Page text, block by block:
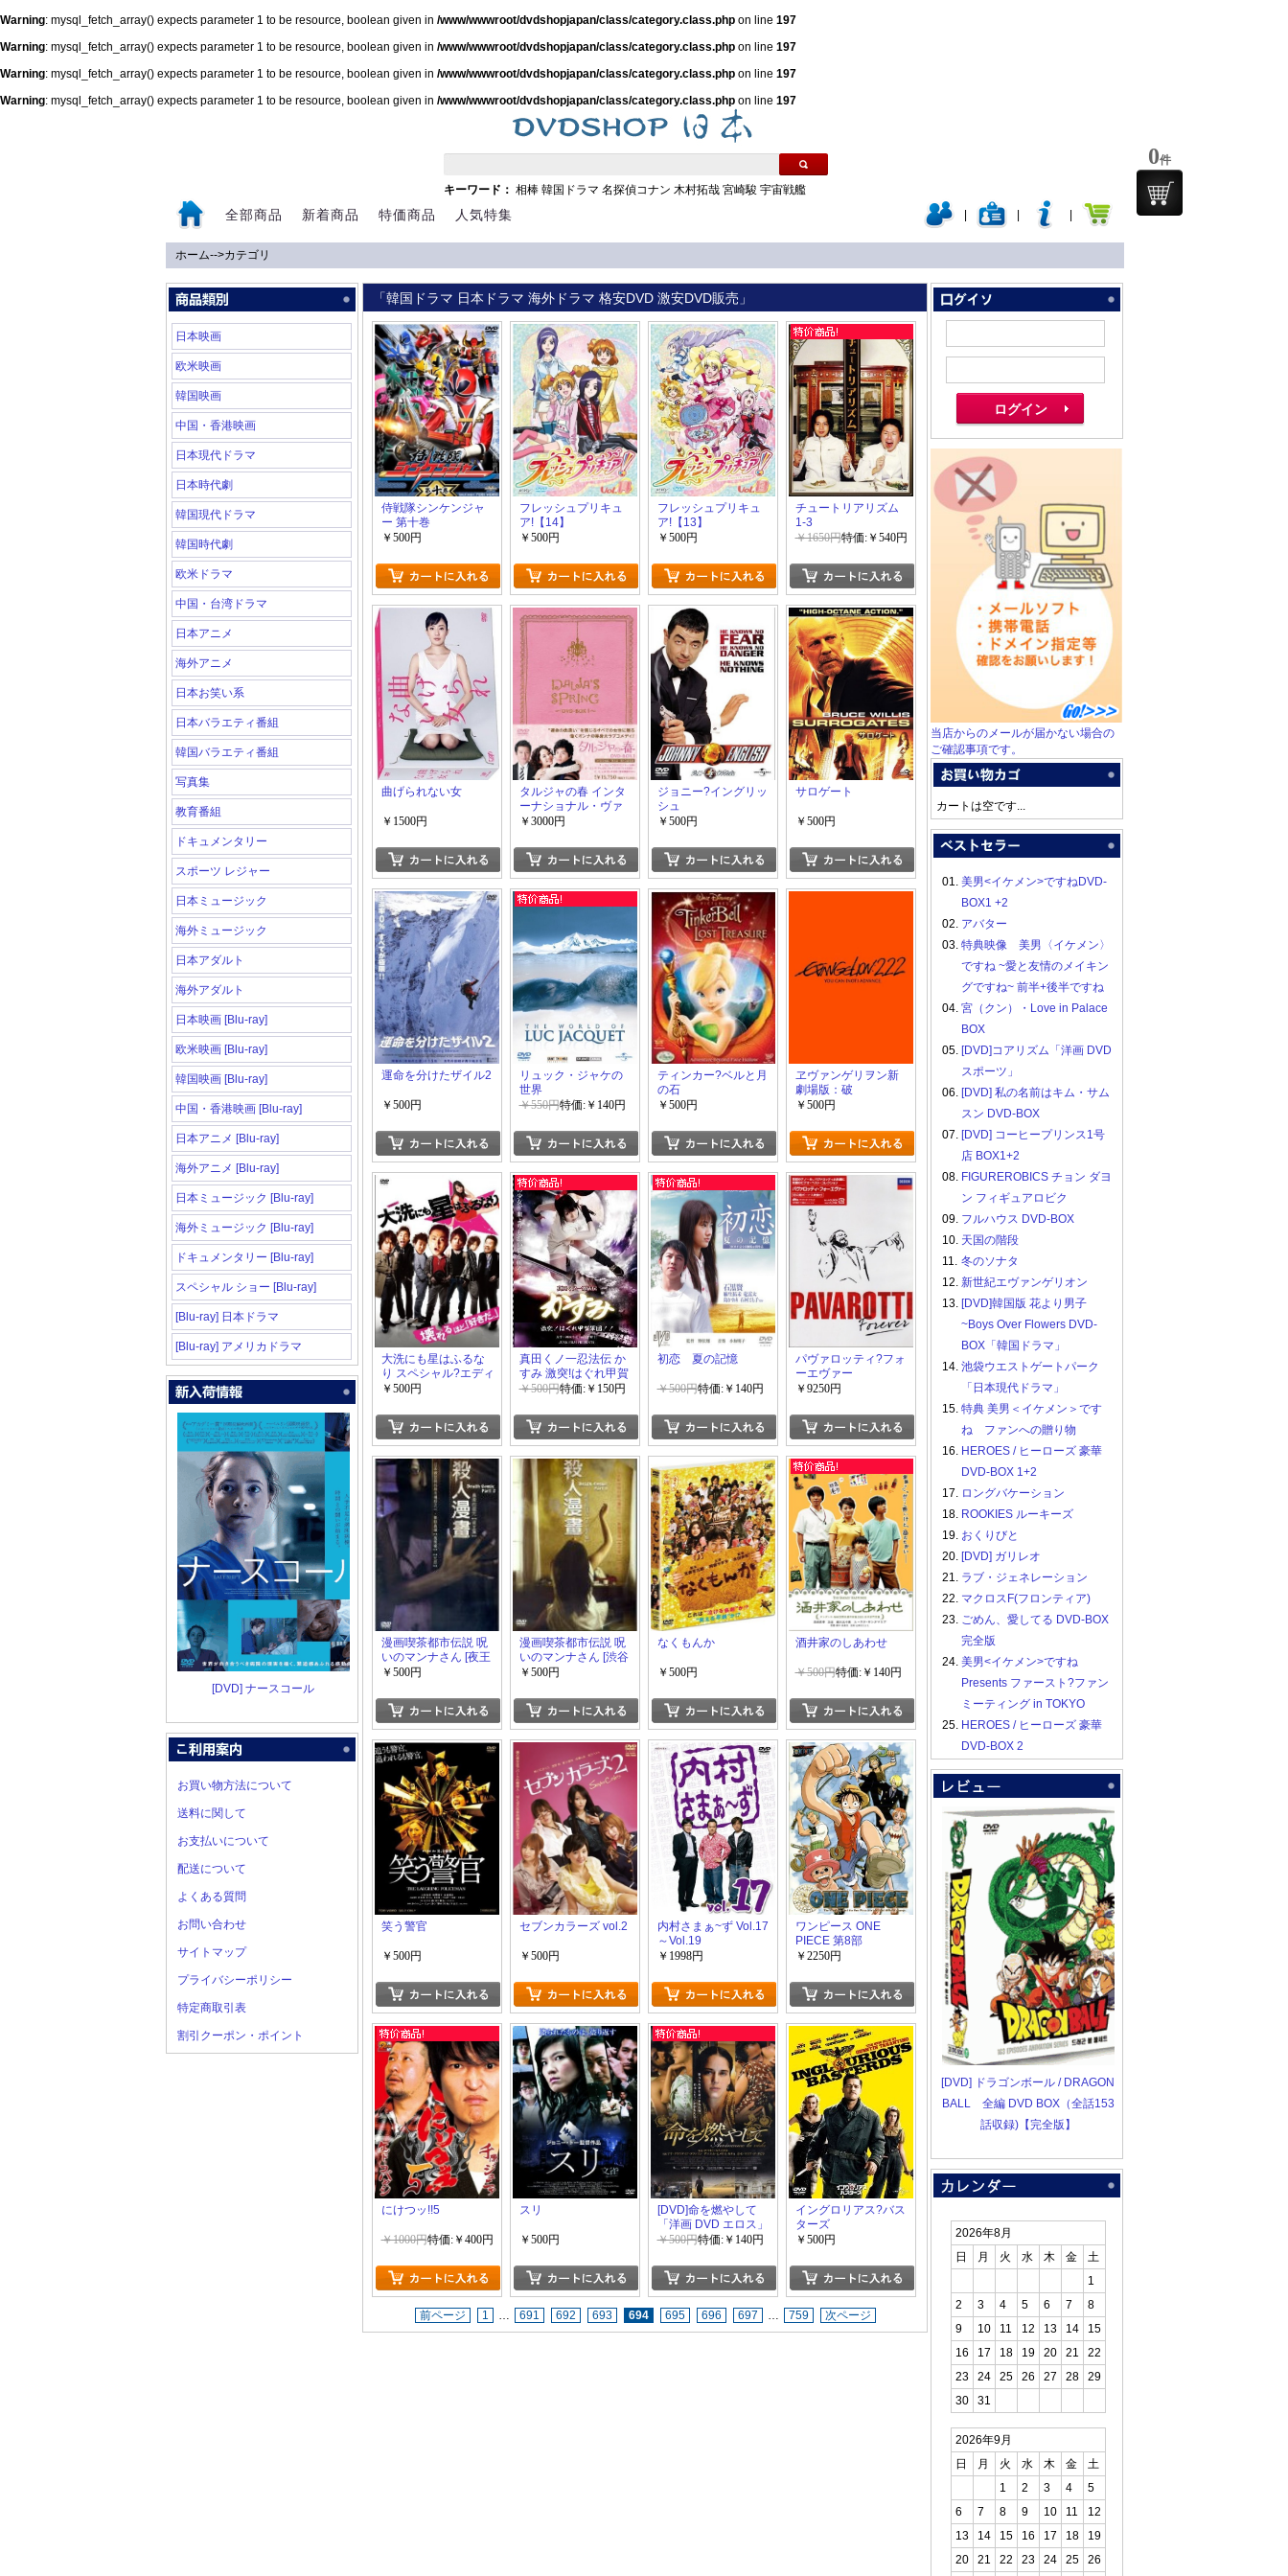
Warning: mysql_fetch_array() expects parameter 1 to be resource, boolean given in /www/wwwroot/dvdshopjapan/class/category.class.php on line 197
Warning: mysql_fetch_array() expects parameter 1 to be resource, boolean given in /www/wwwroot/dvdshopjapan/class/category.class.php on line 197
Warning: mysql_fetch_array() expects parameter 1 to be resource, boolean given in /www/wwwroot/dvdshopjapan/class/category.class.php on line 197
Warning: mysql_fetch_array() expects parameter 1 to be resource, boolean given in /www/wwwroot/dvdshopjapan/class/category.class.php on line 197
キーワード： 相棒 韓国ドラマ 名探偵コナン 木村拓哉 宮崎駿 宇宙戦艦
全部商品 新着商品 特価商品 人気特集
ホーム-->カテゴリ
日本映画
欧米映画
韓国映画
中国・香港映画
日本現代ドラマ
日本時代劇
韓国現代ドラマ
韓国時代劇
欧米ドラマ
中国・台湾ドラマ
日本アニメ
海外アニメ
日本お笑い系
日本バラエティ番組
韓国バラエティ番組
写真集
教育番組
ドキュメンタリー
スポーツ レジャー
日本ミュージック
海外ミュージック
日本アダルト
海外アダルト
日本映画 [Blu-ray]
欧米映画 [Blu-ray]
韓国映画 [Blu-ray]
中国・香港映画 [Blu-ray]
日本アニメ [Blu-ray]
海外アニメ [Blu-ray]
日本ミュージック [Blu-ray]
海外ミュージック [Blu-ray]
ドキュメンタリー [Blu-ray]
スペシャル ショー [Blu-ray]
[Blu-ray] 日本ドラマ
[Blu-ray] アメリカドラマ
[DVD] ナースコール
お買い物方法について
送料に関して
お支払いについて
配送について
よくある質問
お問い合わせ
サイトマップ
プライバシーポリシー
特定商取引表
割引クーポン・ポイント
「韓国ドラマ 日本ドラマ 海外ドラマ 格安DVD 激安DVD販売」
侍戦隊シンケンジャ
ー 第十巻
￥500円
フレッシュプリキュ
ア!【14】
￥500円
フレッシュプリキュ
ア!【13】
￥500円
チュートリアリズム
1-3
￥1650円特価:￥540円
曲げられない女
￥1500円
タルジャの春 インタ
ーナショナル・ヴァ
ージョン DVD-BOX1
￥3000円
ジョニー?イングリッ
シュ
￥500円
サロゲート
￥500円
運命を分けたザイル2
￥500円
リュック・ジャケの
世界
￥550円特価:￥140円
ティンカー?ベルと月
の石
￥500円
ヱヴァンゲリヲン新
劇場版：破
EVANGELION:2.22
ADVANCE.
￥500円
大洗にも星はふるな
り スペシャル?エディ
ション
￥500円
真田くノ一忍法伝 か
すみ 激突!はぐれ甲賀
軍団!!
￥500円特価:￥150円
初恋 夏の記憶
￥500円特価:￥140円
パヴァロッティ?フォ
ーエヴァー
￥9250円
漫画喫茶都市伝説 呪
いのマンナさん [夜王
編]
￥500円
漫画喫茶都市伝説 呪
いのマンナさん [渋谷
援交編]
￥500円
なくもんか
￥500円
酒井家のしあわせ
￥500円特価:￥140円
笑う警官
￥500円
セブンカラーズ vol.2
￥500円
内村さまぁ~ず Vol.17
～Vol.19
￥1998円
ワンピース ONE
PIECE 第8部
￥2250円
にけつッ!!5
￥1000円特価:￥400円
スリ
￥500円
[DVD]命を燃やして
「洋画 DVD エロス」
￥500円特価:￥140円
イングロリアス?バス
ターズ
￥500円
前ページ 1 … 691 692 693 694 695 696 697 … 759 次ページ
当店からのメールが届かない場合の
ご確認事項です。
カートは空です...
01. 美男<イケメン>ですねDVD-
BOX1 +2
02. アバター
03. 特典映像 美男〈イケメン〉
ですね ~愛と友情のメイキン
グですね~ 前半+後半ですね
04. 宮（クン）・Love in Palace
BOX
05. [DVD]コアリズム「洋画 DVD
スポーツ」
06. [DVD] 私の名前はキム・サム
スン DVD-BOX
07. [DVD] コーヒープリンス1号
店 BOX1+2
08. FIGUREROBICS チョン ダヨ
ン フィギュアロビク
09. フルハウス DVD-BOX
10. 天国の階段
11. 冬のソナタ
12. 新世紀エヴァンゲリオン
13. [DVD]韓国版 花より男子
~Boys Over Flowers DVD-
BOX「韓国ドラマ」
14. 池袋ウエストゲートパーク
「日本現代ドラマ」
15. 特典 美男＜イケメン＞です
ね ファンへの贈り物
16. HEROES / ヒーローズ 豪華
DVD-BOX 1+2
17. ロングバケーション
18. ROOKIES ルーキーズ
19. おくりびと
20. [DVD] ガリレオ
21. ラブ・ジェネレーション
22. マクロスF(フロンティア)
23. ごめん、愛してる DVD-BOX
完全版
24. 美男<イケメン>ですね
Presents ファースト?ファン
ミーティング in TOKYO
25. HEROES / ヒーローズ 豪華
DVD-BOX 2
[DVD] ドラゴンボール / DRAGON
BALL 全編 DVD BOX（全話153
話収録)【完全版】
2026年8月
日
月 火 水 木 金
土
1
2
3 4 5 6 7
8
9
10 11 12 13 14
15
16
17 18 19 20 21
22
23
24 25 26 27 28
29
30
31
2026年9月
日
月 火 水 木 金
土
1
2 3 4
5
6
7 8 9 10 11
12
13
14 15 16 17 18
19
20
21 22 23 24 25 26
0件